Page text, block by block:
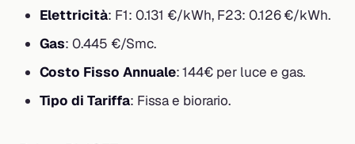
Elettricità: F1: 0.131 €/kWh, F23: 0.126 €/kWh.
Gas: 0.445 €/Smc.
Costo Fisso Annuale: 144€ per luce e gas.
Tipo di Tariffa: Fissa e biorario.